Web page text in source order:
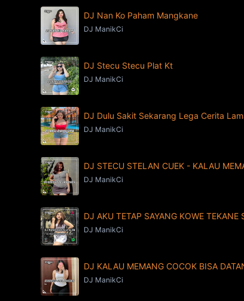
DJ Nan Ko Paham Mangkane
DJ ManikCi
DJ Stecu Stecu Plat Kt
DJ ManikCi
DJ Dulu Sakit Sekarang Lega Cerita
DJ ManikCi
DJ STECU STELAN CUEK - KALAU
DJ ManikCi
DJ AKU TETAP SAYANG KOWE
DJ ManikCi
DJ KALAU MEMANG COCOK BISA
DJ ManikCi